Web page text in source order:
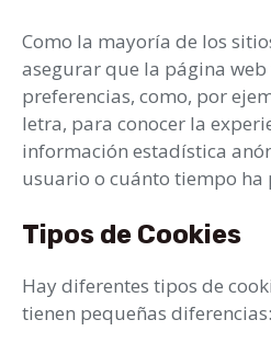
Como la mayoría de los
asegurar que la página
preferencias, como, por
letra, para conocer la
información estadística
usuario o cuánto tiempo ha
Tipos de Cookies
Hay diferentes tipos de
tienen pequeñas diferencias: